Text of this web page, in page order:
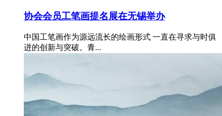
协会会员工笔画提名展在无锡举办
中国工笔画作为源远流长的绘画形式 一直在寻求与时俱
进的创新与突破。青...